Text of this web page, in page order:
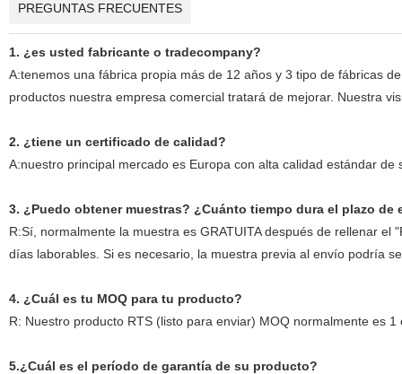
PREGUNTAS FRECUENTES
1. ¿es usted fabricante o tradecompany?
A:tenemos una fábrica propia más de 12 años y 3 tipo de fábricas
productos nuestra empresa comercial tratará de mejorar. Nuestra
2. ¿tiene un certificado de calidad?
A:nuestro principal mercado es Europa con alta calidad estándar
3. ¿Puedo obtener muestras? ¿Cuánto tiempo dura el plazo de
R:Sí, normalmente la muestra es GRATUITA después de rellenar
días laborables. Si es necesario, la muestra previa al envío podría
4. ¿Cuál es tu MOQ para tu producto?
R: Nuestro producto RTS (listo para enviar) MOQ normalmente es
5.¿Cuál es el período de garantía de su producto?